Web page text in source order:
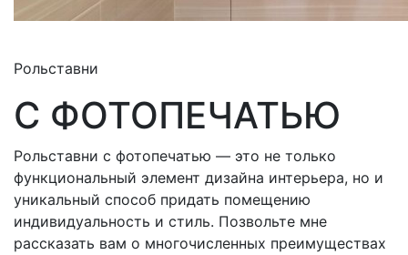
Рольставни
С ФОТОПЕЧАТЬЮ
Рольставни с фотопечатью — это не только
функциональный элемент дизайна интерьера, но и
уникальный способ придать помещению
индивидуальность и стиль. Позвольте мне
рассказать вам о многочисленных преимуществах